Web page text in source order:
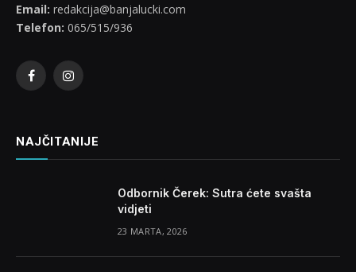
Email: redakcija@banjalucki.com
Telefon: 065/515/936
FacebookInstagram
NAJČITANIJE
Odbornik Čerek: Sutra ćete svašta
vidjeti
23 MARTA, 2026